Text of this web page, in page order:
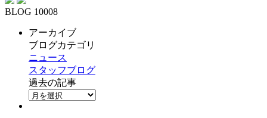
BLOG 10008
アーカイブ
ブログカテゴリ
ニュース
スタッフブログ
過去の記事